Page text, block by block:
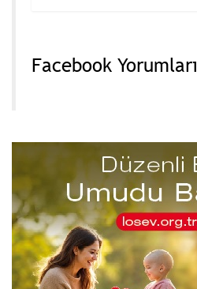
Facebook Yorumları